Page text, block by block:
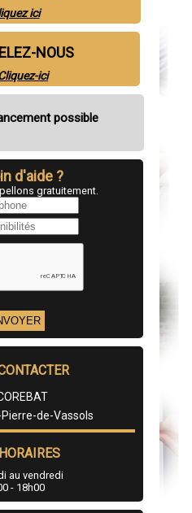
ici
NOUS
ici
possible
d'aide ?
gratuitement.
de-Vassols
HORAIRES
au vendredi
- 18h00